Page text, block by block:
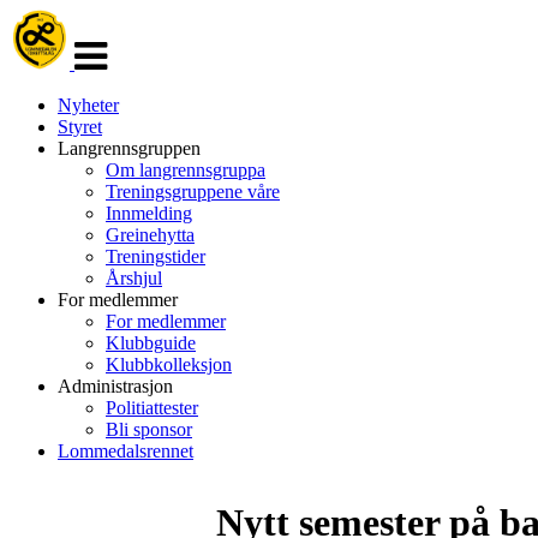
navigasjon
Nyheter
Styret
Langrennsgruppen
Om langrennsgruppa
Treningsgruppene våre
Innmelding
Greinehytta
Treningstider
Årshjul
For medlemmer
For medlemmer
Klubbguide
Klubbkolleksjon
Administrasjon
Politiattester
Bli sponsor
Lommedalsrennet
Nytt semester på